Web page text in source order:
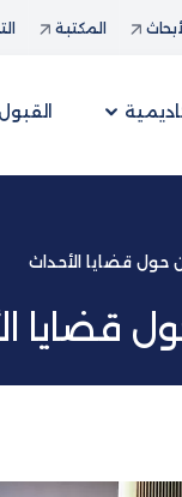
المكتبة
حول قضايا الأحداث
قضايا